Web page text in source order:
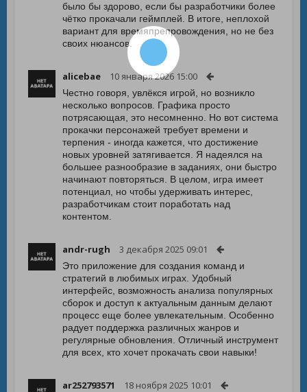
было бы здорово, если бы разработчики более
чётко прокачали геймплей. В итоге, неплохой
вариант для времяпрепровождения, но не без
своих нюансов.
alicebae 10 января 2026 15:00
Честно говоря, увлёкся игрой, но возникло
несколько вопросов. Графика просто
потрясающая, это несомненно. Но вот система
прокачки персонажей требует времени и
терпения - иногда кажется, что достижение
новых уровней затягивается. Я надеялся на
большее разнообразие в заданиях, они быстро
начинают повторяться. В целом, игра имеет
потенциал, но чтобы удерживать интерес,
разработчикам стоит поработать над
контентом.
andr-rugh 3 декабря 2025 09:01
Это приложение для создания команд и
стратегий в любимых играх. Удобный
интерфейс, возможность анализа популярных
сборок и доступ к актуальным данным делают
процесс еще более увлекательным. Особенно
радует поддержка различных жанров и
регулярные обновления. Отличный инструмент
для всех, кто хочет прокачать свои навыки!
ar252793571 18 ноября 2025 10:01